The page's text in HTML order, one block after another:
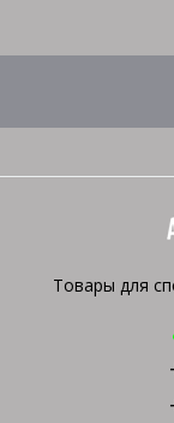
Товары для